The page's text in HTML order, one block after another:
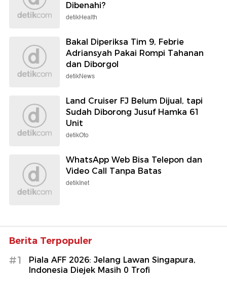
Dibenahi?
detikHealth
Bakal Diperiksa Tim 9, Febrie
Adriansyah Pakai Rompi Tahanan
dan Diborgol
detikNews
Land Cruiser FJ Belum Dijual, tapi
Sudah Diborong Jusuf Hamka 61
Unit
detikOto
WhatsApp Web Bisa Telepon dan
Video Call Tanpa Batas
detikInet
Berita Terpopuler
#1
Piala AFF 2026: Jelang Lawan Singapura,
Indonesia Diejek Masih 0 Trofi